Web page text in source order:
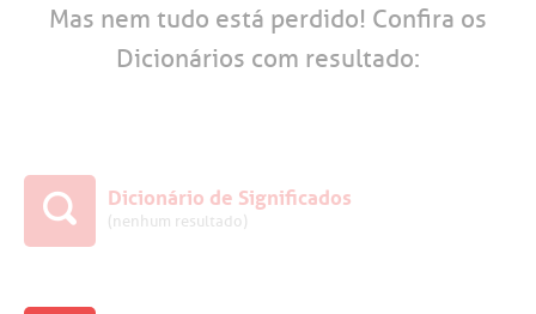
Mas nem tudo está perdido! Confira os
Dicionários com resultado:
Dicionário de Significados
(nenhum resultado)